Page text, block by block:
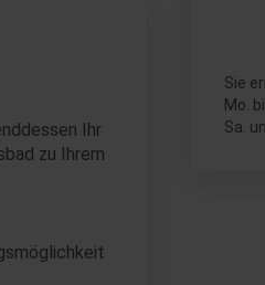
Ihr
zu Ihrem
Sie
Mo.
Sa.